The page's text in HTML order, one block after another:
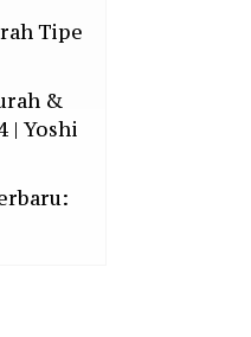
Tipe
&
| Yoshi